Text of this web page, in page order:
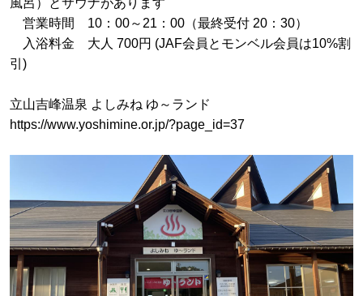
風呂）とサウナがあります
営業時間 10：00～21：00（最終受付 20：30）
入浴料金 大人 700円 (JAF会員とモンベル会員は10%割
引)
立山吉峰温泉 よしみね ゆ～ランド
https://www.yoshimine.or.jp/?page_id=37